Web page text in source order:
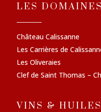
LES DOMAINES
Château Calissanne
Les Carrières de
Les Oliveraies
Clef de Saint Thomas –
VINS &